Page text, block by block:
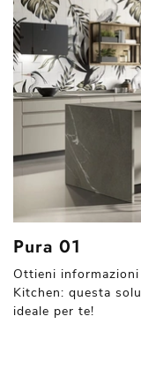
Pura 01
Ottieni
Kitchen: questa
ideale per te!